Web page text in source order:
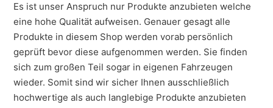
Es ist unser Anspruch nur Produkte anzubieten welche
eine hohe Qualität aufweisen. Genauer gesagt alle
Produkte in diesem Shop werden vorab persönlich
geprüft bevor diese aufgenommen werden. Sie finden
sich zum großen Teil sogar in eigenen Fahrzeugen
wieder. Somit sind wir sicher Ihnen ausschließlich
hochwertige als auch langlebige Produkte anzubieten